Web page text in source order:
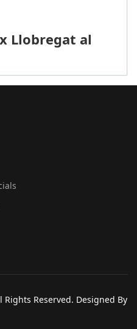
Llobregat al
Reserved. Designed By